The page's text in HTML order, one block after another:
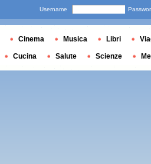
Username
Cinema Musica Libri
Cucina Salute Scienze